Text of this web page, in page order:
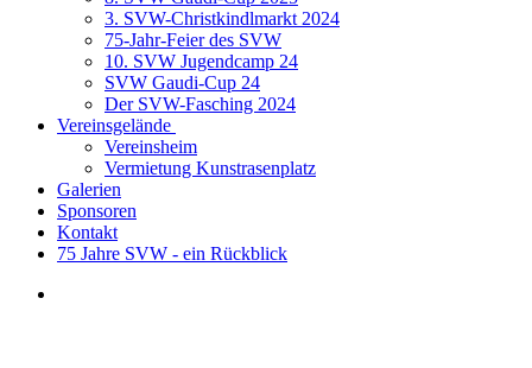
3. SVW-Christkindlmarkt 2024
75-Jahr-Feier des SVW
10. SVW Jugendcamp 24
SVW Gaudi-Cup 24
Der SVW-Fasching 2024
Vereinsgelände
Vereinsheim
Vermietung Kunstrasenplatz
Galerien
Sponsoren
Kontakt
75 Jahre SVW - ein Rückblick